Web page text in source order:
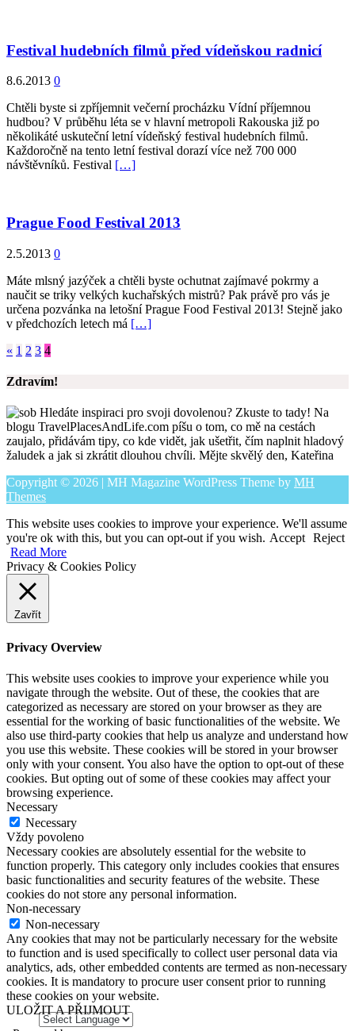
Festival hudebních filmů před vídeňskou radnicí
8.6.2013 0
Chtěli byste si zpříjemnit večerní procházku Vídní příjemnou
hudbou? V průběhu léta se v hlavní metropoli Rakouska již po
několikáté uskuteční letní vídeňský festival hudebních filmů.
Každoročně na tento letní festival dorazí více než 700 000
návštěvníků. Festival […]
Prague Food Festival 2013
2.5.2013 0
Máte mlsný jazýček a chtěli byste ochutnat zajímavé pokrmy a
naučit se triky velkých kuchařských mistrů? Pak právě pro vás je
určena pozvánka na letošní Prague Food Festival 2013! Stejně jako
v předchozích letech má […]
« 1 2 3 4
Zdravím!
Hledáte inspiraci pro svoji dovolenou? Zkuste to tady! Na
blogu TravelPlacesAndLife.com píšu o tom, co mě na cestách
zaujalo, přidávám tipy, co kde vidět, jak ušetřit, čím naplnit hladový
žaludek a jak si zkrátit dlouhou chvíli. Mějte skvělý den, Kateřina
Copyright © 2026 | MH Magazine WordPress Theme by MH
Themes
This website uses cookies to improve your experience. We'll assume
you're ok with this, but you can opt-out if you wish. Accept Reject
Read More
Privacy & Cookies Policy
Zavřít
Privacy Overview
This website uses cookies to improve your experience while you
navigate through the website. Out of these, the cookies that are
categorized as necessary are stored on your browser as they are
essential for the working of basic functionalities of the website. We
also use third-party cookies that help us analyze and understand how
you use this website. These cookies will be stored in your browser
only with your consent. You also have the option to opt-out of these
cookies. But opting out of some of these cookies may affect your
browsing experience.
Necessary
Necessary
Vždy povoleno
Necessary cookies are absolutely essential for the website to
function properly. This category only includes cookies that ensures
basic functionalities and security features of the website. These
cookies do not store any personal information.
Non-necessary
Non-necessary
Any cookies that may not be particularly necessary for the website
to function and is used specifically to collect user personal data via
analytics, ads, other embedded contents are termed as non-necessary
cookies. It is mandatory to procure user consent prior to running
these cookies on your website.
ULOŽIT A PŘIJMOUT